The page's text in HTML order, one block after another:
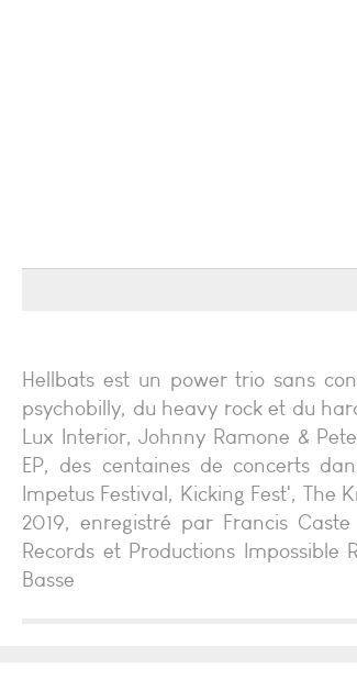
Hellbats est un power trio sans
psychobilly, du heavy rock et du
Lux Interior, Johnny Ramone &
EP, des centaines de concerts
Impetus Festival, Kicking Fest', The
2019, enregistré par Francis
Records et Productions
Basse